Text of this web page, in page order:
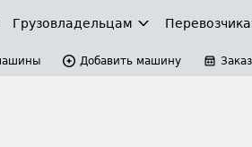
Грузовладельцам
Добавить машину